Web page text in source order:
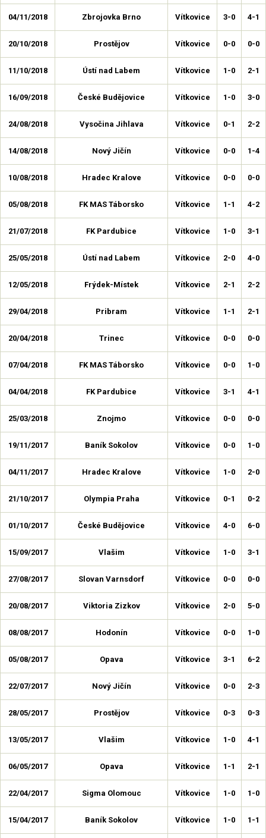
04/11/2018 Zbrojovka Brno Vítkovice 3-0 4-1
20/10/2018 Prostějov Vítkovice 0-0 0-0
11/10/2018 Ústí nad Labem Vítkovice 1-0 2-1
16/09/2018 České Budějovice Vítkovice 1-0 3-0
24/08/2018 Vysočina Jihlava Vítkovice 0-1 2-2
14/08/2018 Nový Jičín Vítkovice 0-0 1-4
10/08/2018 Hradec Kralove Vítkovice 0-0 0-0
05/08/2018 FK MAS Táborsko Vítkovice 1-1 4-2
21/07/2018 FK Pardubice Vítkovice 1-0 3-1
25/05/2018 Ústí nad Labem Vítkovice 2-0 4-0
12/05/2018 Frýdek-Místek Vítkovice 2-1 2-2
29/04/2018 Pribram Vítkovice 1-1 2-1
20/04/2018 Trinec Vítkovice 0-0 0-0
07/04/2018 FK MAS Táborsko Vítkovice 0-0 1-0
04/04/2018 FK Pardubice Vítkovice 3-1 4-1
25/03/2018 Znojmo Vítkovice 0-0 0-0
19/11/2017 Baník Sokolov Vítkovice 0-0 1-0
04/11/2017 Hradec Kralove Vítkovice 1-0 2-0
21/10/2017 Olympia Praha Vítkovice 0-1 0-2
01/10/2017 České Budějovice Vítkovice 4-0 6-0
15/09/2017 Vlašim Vítkovice 1-0 3-1
27/08/2017 Slovan Varnsdorf Vítkovice 0-0 0-0
20/08/2017 Viktoria Zizkov Vítkovice 2-0 5-0
08/08/2017 Hodonín Vítkovice 0-0 1-0
05/08/2017 Opava Vítkovice 3-1 6-2
22/07/2017 Nový Jičín Vítkovice 0-0 2-3
28/05/2017 Prostějov Vítkovice 0-3 0-3
13/05/2017 Vlašim Vítkovice 1-0 4-1
06/05/2017 Opava Vítkovice 1-1 2-1
22/04/2017 Sigma Olomouc Vítkovice 1-0 1-0
15/04/2017 Baník Sokolov Vítkovice 1-0 1-1